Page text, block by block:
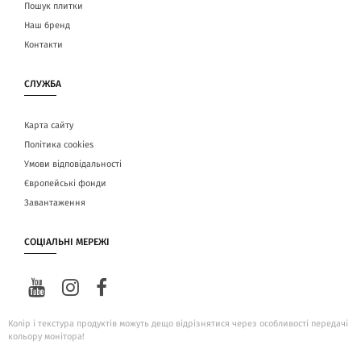
Пошук плитки
Наш бренд
Контакти
СЛУЖБА
Карта сайту
Політика cookies
Умови відповідальності
Європейські фонди
Завантаження
СОЦІАЛЬНІ МЕРЕЖІ
Колір і текстура продуктів можуть дещо відрізнятися через особливості передачі
кольору монітора!